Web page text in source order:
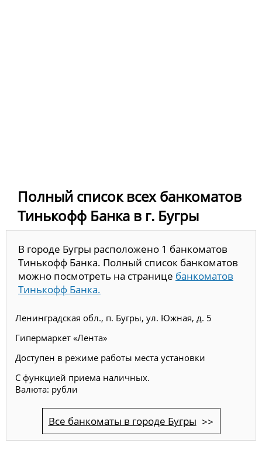
Полный список всех банкоматов
Тинькофф Банка в г. Бугры
В городе Бугры расположено 1 банкоматов
Тинькофф Банка. Полный список банкоматов
можно посмотреть на странице банкоматов
Тинькофф Банка.
Ленинградская обл., п. Бугры, ул. Южная, д. 5
Гипермаркет «Лента»
Доступен в режиме работы места установки
С функцией приема наличных.
Валюта: рубли
Все банкоматы в городе Бугры